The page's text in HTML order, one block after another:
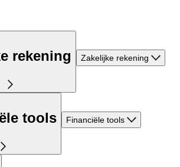
rekening Zakelijke rekening
tools Financiële tools